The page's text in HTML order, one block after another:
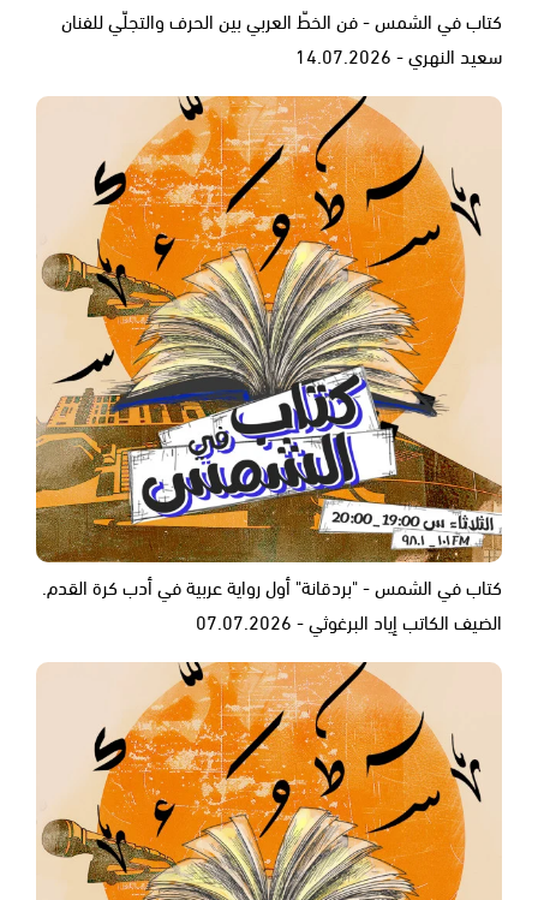
كتاب في الشمس - فن الخطّ العربي بين الحرف والتجلّي للفنان
سعيد النهري - 14.07.2026
كتاب في الشمس - "بردقانة" أول رواية عربية في أدب كرة القدم.
الضيف الكاتب إياد البرغوثي - 07.07.2026